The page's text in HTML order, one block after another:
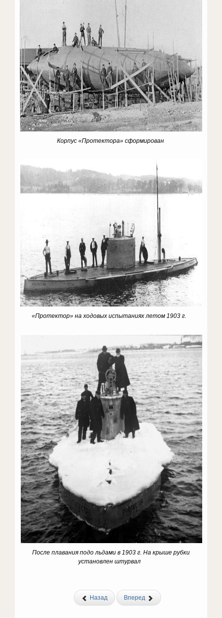
Корпус «Протектора» сформирован
«Протектор» на ходовых испытаниях летом 1903 г.
После плавания подо льдами в 1903 г. На крыше рубки
установлен штурвал
Назад Вперед